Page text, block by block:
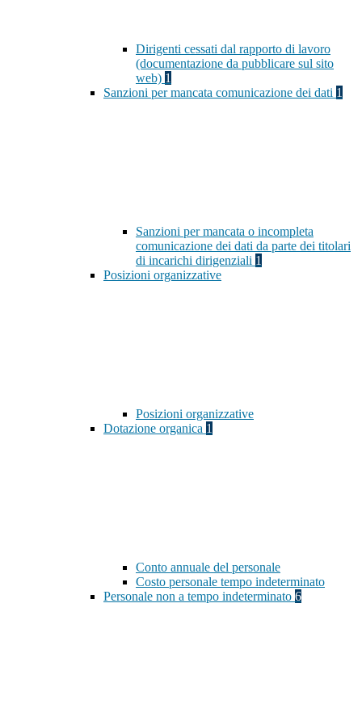
Dirigenti cessati dal rapporto di lavoro
(documentazione da pubblicare sul sito
web) 1
Sanzioni per mancata comunicazione dei dati 1
Sanzioni per mancata o incompleta
comunicazione dei dati da parte dei titolari
di incarichi dirigenziali 1
Posizioni organizzative
Posizioni organizzative
Dotazione organica 1
Conto annuale del personale
Costo personale tempo indeterminato
Personale non a tempo indeterminato 6